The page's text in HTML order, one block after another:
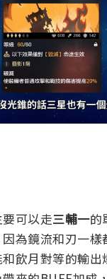
可以走三輔一的
為鏡流和刃一樣
飲月對等的輸